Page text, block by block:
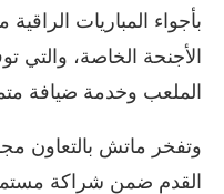
بأجواء المباريات
الأجنحة الخاصة، والتي
الملعب وخدمة ضيافة
وتفخر ماتش بالتعاون
القدم ضمن شراكة